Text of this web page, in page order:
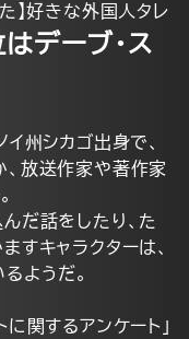
】好きな外国人タレ
デーブ・ス
州シカゴ出身で、
放送作家や著作家
だ話をしたり、た
すキャラクターは、
ようだ。
に関するアンケート」